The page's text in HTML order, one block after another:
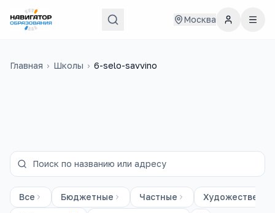
Москва
Главная › Школы › 6-selo-savvino
Все Бюджетные Частные